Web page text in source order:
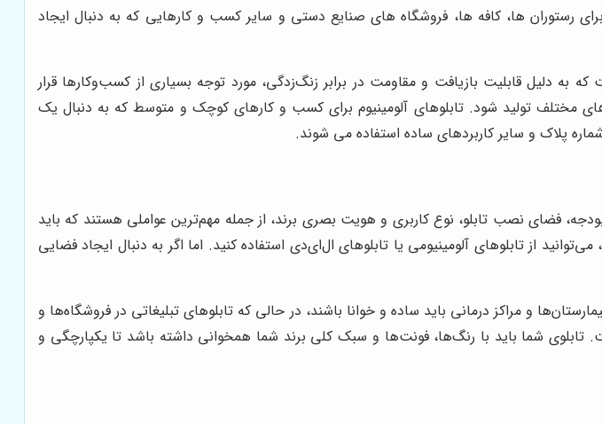
رستوران ها، کافه ها، فروشگاه های صنایع دستی و سایر کسب و کارهایی که به دنبال ایجاد
که به دلیل قابلیت بازیافت و مقاومت در برابر زنگ‌زدگی، مورد توجه بسیاری از کسب‌وکارها قرار
مختلف تولید شود. تابلوهای آلومینیوم برای کسب و کارهای کوچک و متوسط که به دنبال یک
پلاک و سایر کاربردهای ساده استفاده می شوند.
فضای نصب تابلو، نوع کاربری و هویت بصری برند، از جمله مهم‌ترین عواملی هستند که باید
از تابلوهای آلومینیومی یا تابلوهای ال‌ای‌دی استفاده کنید. اما اگر به دنبال ایجاد فضایی
و مراکز درمانی باید ساده و خوانا باشند، در حالی که تابلوهای تبلیغاتی در فروشگاه‌ها و
شما باید با رنگ‌ها، فونت‌ها و سبک کلی برند شما همخوانی داشته باشد تا یکپارچگی و